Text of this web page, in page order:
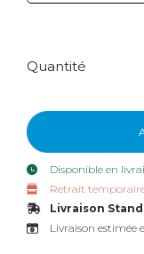
Quantité
Disponible en
Retrait
Livraison
Livraison estimée